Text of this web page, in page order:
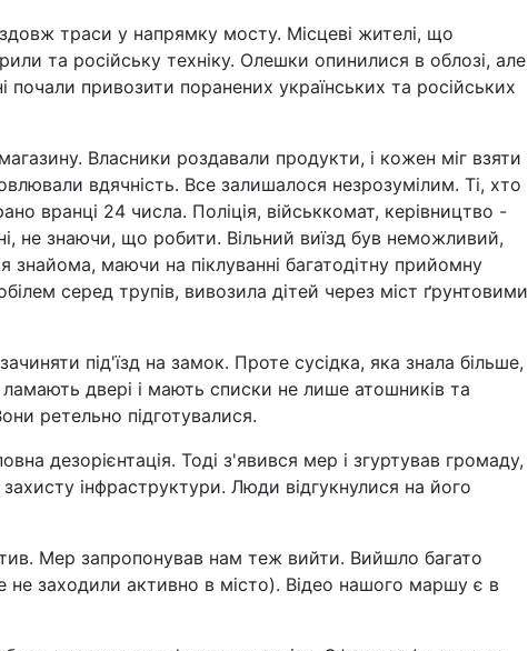
траси у напрямку мосту. Місцеві жителі, що
та російську техніку. Олешки опинилися в облозі, але
почали привозити поранених українських та російських
Власники роздавали продукти, і кожен міг взяти
вдячність. Все залишалося незрозумілим. Ті, хто
вранці 24 числа. Поліція, військкомат, керівництво -
не знаючи, що робити. Вільний виїзд був неможливий,
маючи на піклуванні багатодітну прийомну
серед трупів, вивозила дітей через міст ґрунтовими
під'їзд на замок. Проте сусідка, яка знала більше,
двері і мають списки не лише атошників та
ретельно підготувалися.
дезорієнтація. Тоді з'явився мер і згуртував громаду,
інфраструктури. Люди відгукнулися на його
Мер запропонував нам теж вийти. Вийшло багато
заходили активно в місто). Відео нашого маршу є в